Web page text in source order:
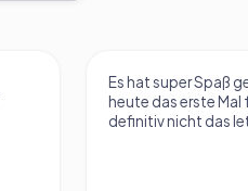
Es hat super Spaß
heute das erste Mal
definitiv nicht das